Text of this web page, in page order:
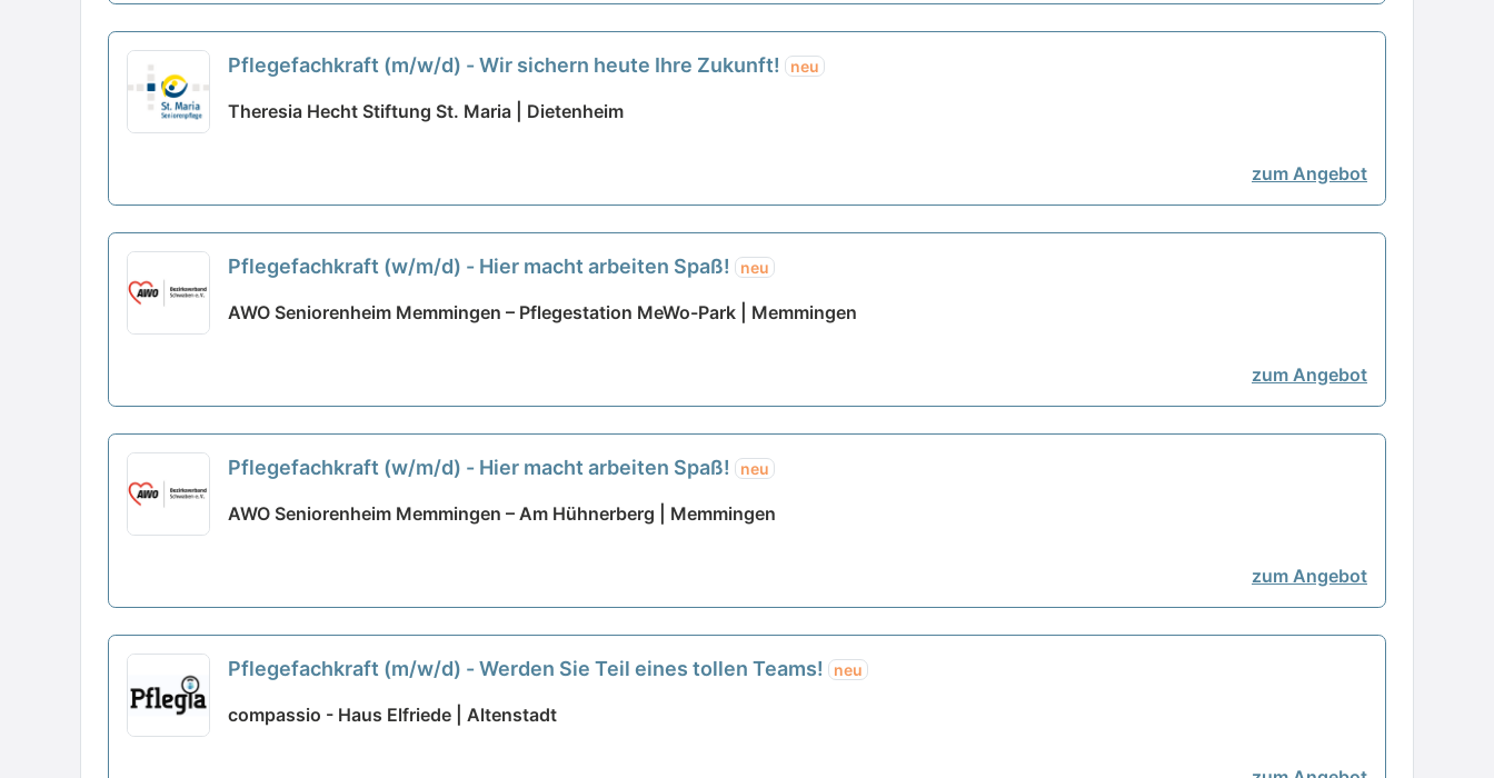
Pflegefachkraft (m/w/d) - Wir sichern heute Ihre Zukunft! neu
Theresia Hecht Stiftung St. Maria | Dietenheim
zum Angebot
Pflegefachkraft (w/m/d) - Hier macht arbeiten Spaß! neu
AWO Seniorenheim Memmingen – Pflegestation MeWo-Park | Memmingen
zum Angebot
Pflegefachkraft (w/m/d) - Hier macht arbeiten Spaß! neu
AWO Seniorenheim Memmingen – Am Hühnerberg | Memmingen
zum Angebot
Pflegefachkraft (m/w/d) - Werden Sie Teil eines tollen Teams! neu
compassio - Haus Elfriede | Altenstadt